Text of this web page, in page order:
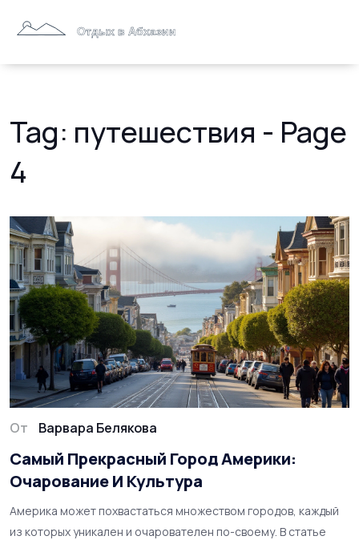
Tag: путешествия - Page
4
От Варвара Белякова
Самый Прекрасный Город Америки:
Очарование И Культура
Америка может похвастаться множеством городов, каждый
из которых уникален и очарователен по-своему. В статье